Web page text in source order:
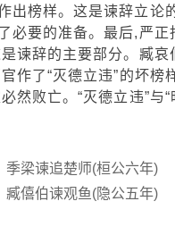
出榜样。这是谏辞立论
必要的准备。最后,严正
谏辞的主要部分。臧哀
作了“灭德立违”的坏榜
然败亡。“灭德立违”与
季梁谏追楚师(桓公六年)
臧僖伯谏观鱼(隐公五年)